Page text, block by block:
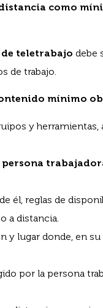
como
teletrabajo debe
de trabajo.
mínimo
y
él, reglas de
a distancia.
y lugar donde, en su
por la persona